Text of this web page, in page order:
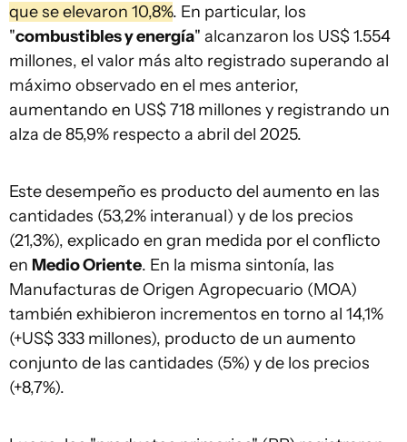
que se elevaron 10,8%. En particular, los
"combustibles y energía" alcanzaron los US$ 1.554
millones, el valor más alto registrado superando al
máximo observado en el mes anterior,
aumentando en US$ 718 millones y registrando un
alza de 85,9% respecto a abril del 2025.
Este desempeño es producto del aumento en las
cantidades (53,2% interanual) y de los precios
(21,3%), explicado en gran medida por el conflicto
en Medio Oriente. En la misma sintonía, las
Manufacturas de Origen Agropecuario (MOA)
también exhibieron incrementos en torno al 14,1%
(+US$ 333 millones), producto de un aumento
conjunto de las cantidades (5%) y de los precios
(+8,7%).